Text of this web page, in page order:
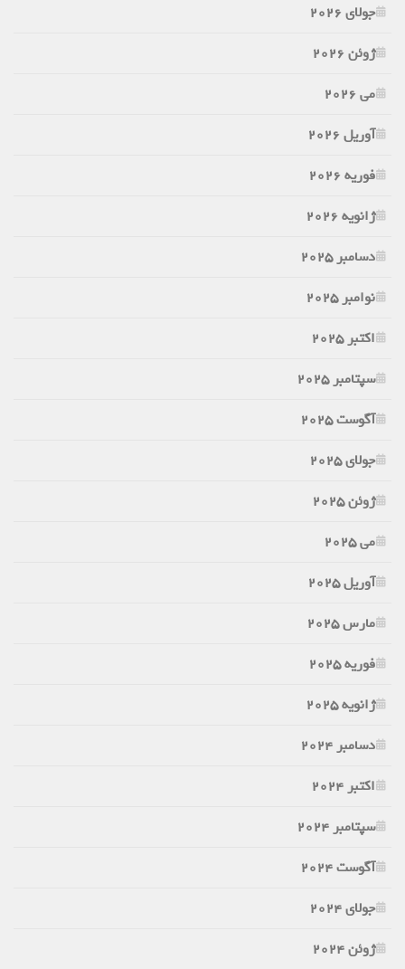
جولای 2026
ژوئن 2026
می 2026
آوریل 2026
فوریه 2026
ژانویه 2026
دسامبر 2025
نوامبر 2025
اکتبر 2025
سپتامبر 2025
آگوست 2025
جولای 2025
ژوئن 2025
می 2025
آوریل 2025
مارس 2025
فوریه 2025
ژانویه 2025
دسامبر 2024
اکتبر 2024
سپتامبر 2024
آگوست 2024
جولای 2024
ژوئن 2024